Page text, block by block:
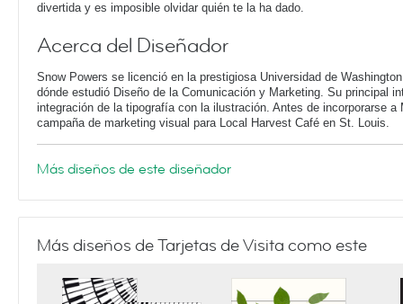
divertida y es imposible olvidar quién te la ha dado.
Acerca del Diseñador
Snow Powers se licenció en la prestigiosa Universidad de
dónde estudió Diseño de la Comunicación y Marketing. Su principal
integración de la tipografía con la ilustración. Antes de incorporarse a
campaña de marketing visual para Local Harvest Café en St. Louis.
Más diseños de este diseñador
Más diseños de Tarjetas de Visita como este